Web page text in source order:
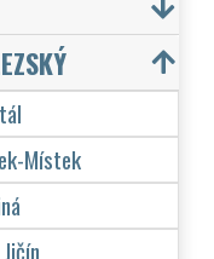
Místek